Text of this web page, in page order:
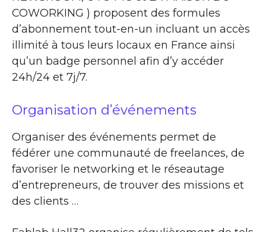
COWORKING ) proposent des formules
d’abonnement tout-en-un incluant un accès
illimité à tous leurs locaux en France ainsi
qu’un badge personnel afin d’y accéder
24h/24 et 7j/7.
Organisation d’événements
Organiser des événements permet de
fédérer une communauté de freelances, de
favoriser le networking et le réseautage
d’entrepreneurs, de trouver des missions et
des clients …